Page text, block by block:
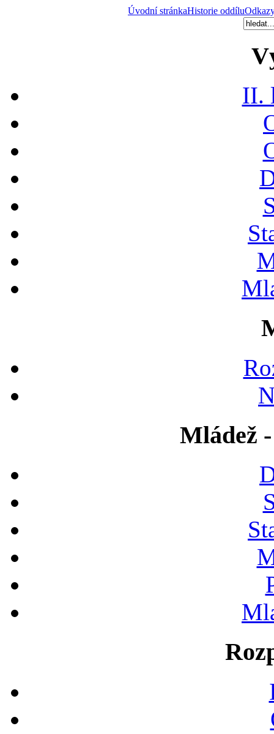
Úvodní stránkaHistorie oddílu
II.
Mládež